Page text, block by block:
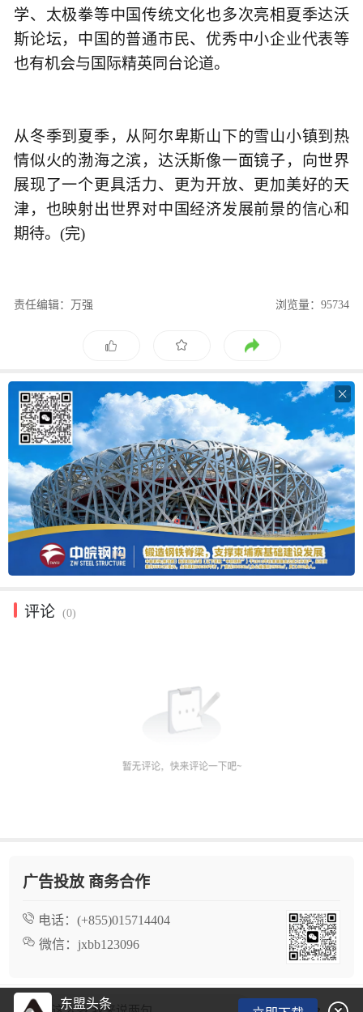
学、太极拳等中国传统文化也多次亮相夏季达沃
斯论坛，中国的普通市民、优秀中小企业代表等
也有机会与国际精英同台论道。
从冬季到夏季，从阿尔卑斯山下的雪山小镇到热
情似火的渤海之滨，达沃斯像一面镜子，向世界
展现了一个更具活力、更为开放、更加美好的天
津，也映射出世界对中国经济发展前景的信心和
期待。(完)
责任编辑：万强 浏览量：95734

评论 (0)
广告投放 商务合作
电话： (+855)015714404
微信： jxbb123096
东盟头条